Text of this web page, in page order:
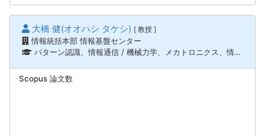
大橋 健(オオハシ タケシ) [ 教授 ]
情報統括本部 情報基盤センター
パターン認識、情報通信 / 機械力学、メカトロニクス、情報通信 / ロボティクス、知能機械システム
Scopus 論文数